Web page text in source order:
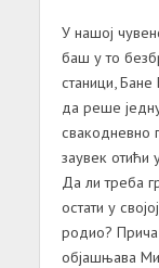
У нашој
баш у то
станици,
да реше
свакодневно
заувек отићи
Да ли треба
остати у
родио?
објашњава